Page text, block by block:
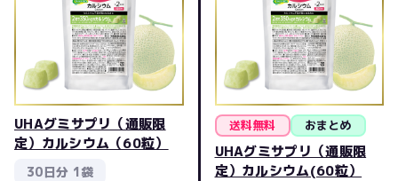
UHAグミサプリ（通販限
定）カルシウム（60粒）
30日分 1袋
送料無料 おまとめ
UHAグミサプリ（通販限
定）カルシウム(60粒）